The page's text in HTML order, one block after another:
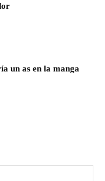
un as en la manga